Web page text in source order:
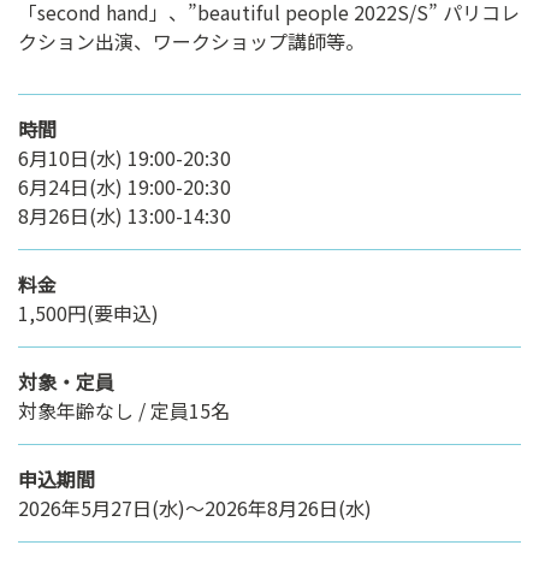
「second hand」、”beautiful people 2022S/S” パリコレ
クション出演、ワークショップ講師等。
時間
6月10日(水) 19:00-20:30
6月24日(水) 19:00-20:30
8月26日(水) 13:00-14:30
料金
1,500円(要申込)
対象・定員
対象年齢なし / 定員15名
申込期間
2026年5月27日(水)～2026年8月26日(水)